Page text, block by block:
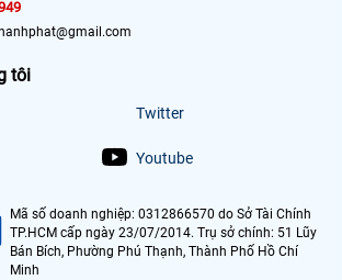
tôi
Twitter
Youtube
Mã số doanh nghiệp: 0312866570 do Sở Tài Chính
TP.HCM cấp ngày 23/07/2014. Trụ sở chính: 51 Lũy
Bán Bích, Phường Phú Thạnh, Thành Phố Hồ Chí
Minh